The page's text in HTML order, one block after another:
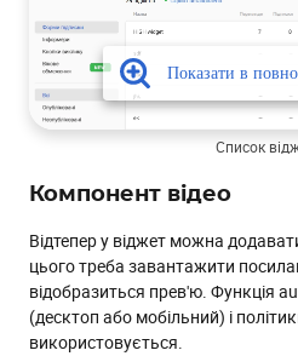
Список
Компонент відео
Відтепер у віджет можна
цього треба завантажити
відобразиться прев'ю. Функція
(десктоп або мобільний) і
використовується.